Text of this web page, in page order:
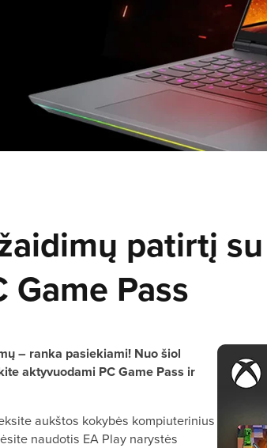
patirtį
Game Pass
– ranka pasiekiami! Nuo šiol
aktyvuodami PC Game Pass ir
aukštos kokybės kompiuterinius
naudotis EA Play narystės